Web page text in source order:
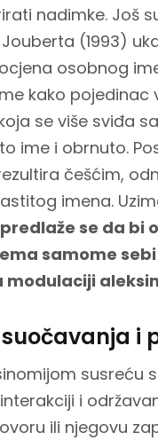
nadimke. Još
(1993)
osobnog
kako pojedinac
se više sviđa
ime i obrnuto.
češćim,
imena.
predlaže se da bi
samome
modulaciji
i
susreću
i
ili njegovu